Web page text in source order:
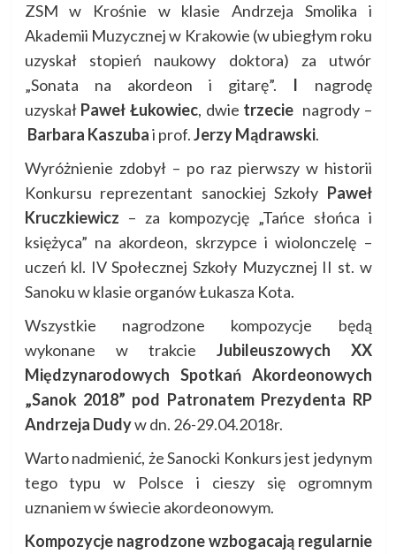
ZSM w Krośnie w klasie Andrzeja Smolika i
Akademii Muzycznej w Krakowie (w ubiegłym roku
uzyskał stopień naukowy doktora) za utwór
„Sonata na akordeon i gitarę”. I nagrodę
uzyskał Paweł Łukowiec, dwie trzecie nagrody –
Barbara Kaszubai prof.Jerzy Mądrawski.
Wyróżnienie zdobył – po raz pierwszy w historii
Konkursu reprezentant sanockiej Szkoły Paweł
Kruczkiewicz – za kompozycję „Tańce słońca i
księżyca” na akordeon, skrzypce i wiolonczelę –
uczeń kl. IV Społecznej Szkoły Muzycznej II st. w
Sanoku w klasie organów Łukasza Kota.
Wszystkie nagrodzone kompozycje będą
wykonane w trakcie Jubileuszowych XX
Międzynarodowych Spotkań Akordeonowych
„Sanok 2018” pod Patronatem Prezydenta RP
Andrzeja Dudyw dn. 26-29.04.2018r.
Warto nadmienić, że Sanocki Konkurs jest jedynym
tego typu w Polsce i cieszy się ogromnym
uznaniem w świecie akordeonowym.
Kompozycje nagrodzone wzbogacają regularnie